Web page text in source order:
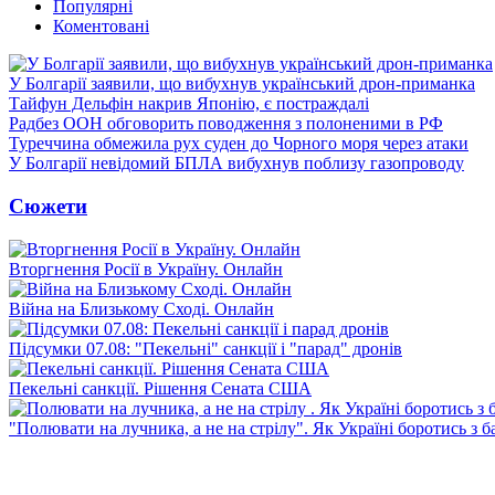
Популярні
Коментовані
У Болгарії заявили, що вибухнув український дрон-приманка
Тайфун Дельфін накрив Японію, є постраждалі
Радбез ООН обговорить поводження з полоненими в РФ
Туреччина обмежила рух суден до Чорного моря через атаки
У Болгарії невідомий БПЛА вибухнув поблизу газопроводу
Сюжети
Вторгнення Росії в Україну. Онлайн
Війна на Близькому Сході. Онлайн
Підсумки 07.08: "Пекельні" санкції і "парад" дронів
Пекельні санкції. Рішення Сената США
"Полювати на лучника, а не на стрілу". Як Україні боротись з